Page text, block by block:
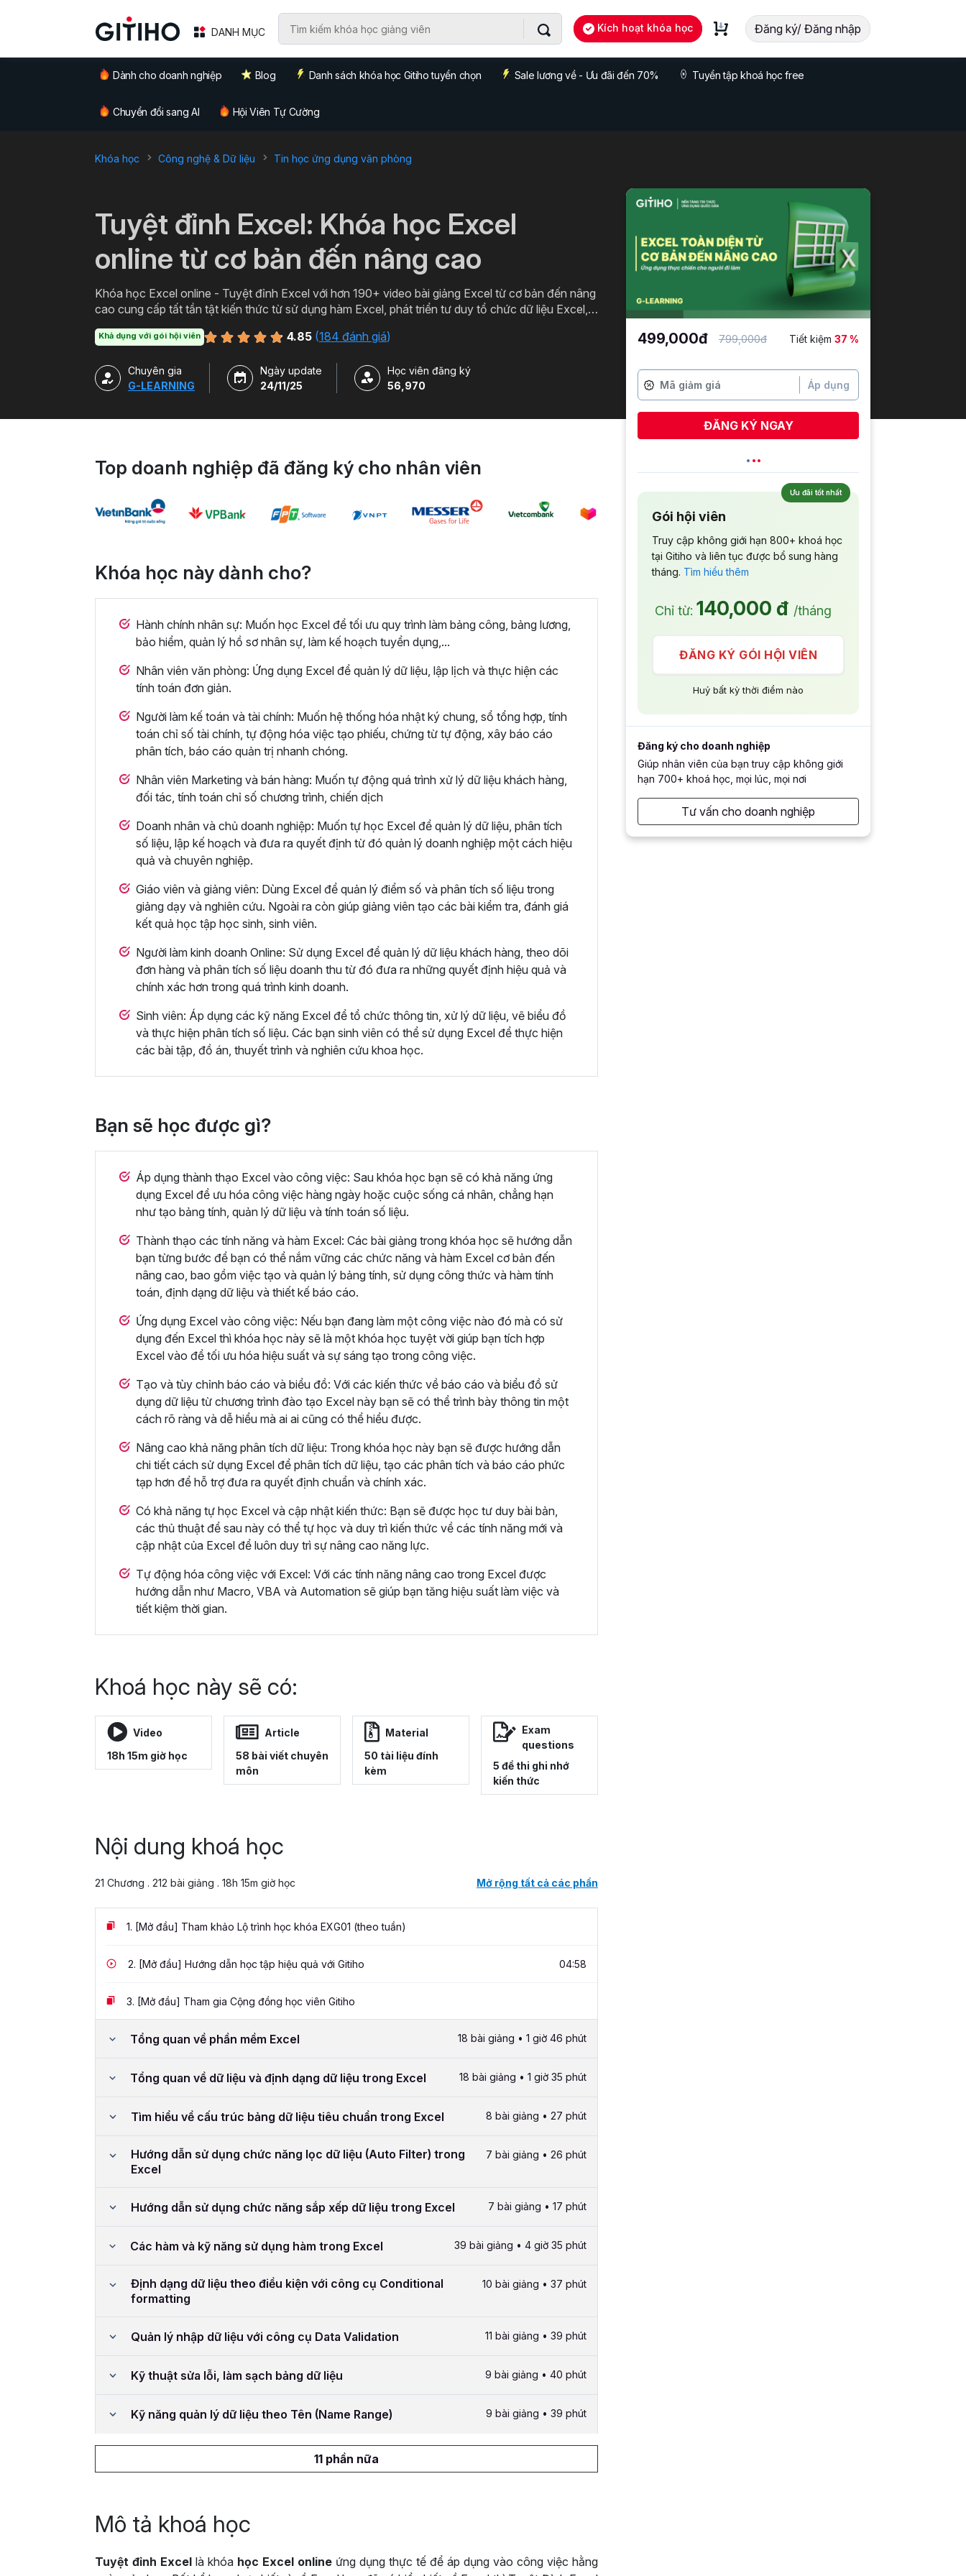
DANH MỤC Kích hoạt khóa học Đăng ký/ Đăng nhập
Dành cho doanh nghiệp Blog Danh sách khóa học Gitiho tuyển chọn Sale lương về - Ưu đãi đến 70% Tuyển tập khoá học free
Chuyển đổi sang AI Hội Viên Tự Cường
Khóa học Công nghệ & Dữ liệu Tin học ứng dụng văn phòng
Tuyệt đỉnh Excel: Khóa học Excel
online từ cơ bản đến nâng cao
Khóa học Excel online - Tuyệt đỉnh Excel với hơn 190+ video bài giảng Excel từ cơ bản đến nâng
cao cung cấp tất tần tật kiến thức từ sử dụng hàm Excel, phát triển tư duy tổ chức dữ liệu Excel,
Khả dụng với gói hội viên 4.85 (184 đánh giá)
Chuyên gia
G-LEARNING
Ngày update
24/11/25
Học viên đăng ký
56,970
Top doanh nghiệp đã đăng ký cho nhân viên
Khóa học này dành cho?
Hành chính nhân sự: Muốn học Excel để tối ưu quy trình làm bảng công, bảng lương,
bảo hiểm, quản lý hồ sơ nhân sự, làm kế hoạch tuyển dụng,...
Nhân viên văn phòng: Ứng dụng Excel để quản lý dữ liệu, lập lịch và thực hiện các
tính toán đơn giản.
Người làm kế toán và tài chính: Muốn hệ thống hóa nhật ký chung, sổ tổng hợp, tính
toán chỉ số tài chính, tự động hóa việc tạo phiếu, chứng từ tự động, xây báo cáo
phân tích, báo cáo quản trị nhanh chóng.
Nhân viên Marketing và bán hàng: Muốn tự động quá trình xử lý dữ liệu khách hàng,
đối tác, tính toán chỉ số chương trình, chiến dịch
Doanh nhân và chủ doanh nghiệp: Muốn tự học Excel để quản lý dữ liệu, phân tích
số liệu, lập kế hoạch và đưa ra quyết định từ đó quản lý doanh nghiệp một cách hiệu
quả và chuyên nghiệp.
Giáo viên và giảng viên: Dùng Excel để quản lý điểm số và phân tích số liệu trong
giảng dạy và nghiên cứu. Ngoài ra còn giúp giảng viên tạo các bài kiểm tra, đánh giá
kết quả học tập học sinh, sinh viên.
Người làm kinh doanh Online: Sử dụng Excel để quản lý dữ liệu khách hàng, theo dõi
đơn hàng và phân tích số liệu doanh thu từ đó đưa ra những quyết định hiệu quả và
chính xác hơn trong quá trình kinh doanh.
Sinh viên: Áp dụng các kỹ năng Excel để tổ chức thông tin, xử lý dữ liệu, vẽ biểu đồ
và thực hiện phân tích số liệu. Các bạn sinh viên có thể sử dụng Excel để thực hiện
các bài tập, đồ án, thuyết trình và nghiên cứu khoa học.
Bạn sẽ học được gì?
Áp dụng thành thạo Excel vào công việc: Sau khóa học bạn sẽ có khả năng ứng
dụng Excel để ưu hóa công việc hàng ngày hoặc cuộc sống cá nhân, chẳng hạn
như tạo bảng tính, quản lý dữ liệu và tính toán số liệu.
Thành thạo các tính năng và hàm Excel: Các bài giảng trong khóa học sẽ hướng dẫn
bạn từng bước để bạn có thể nắm vững các chức năng và hàm Excel cơ bản đến
nâng cao, bao gồm việc tạo và quản lý bảng tính, sử dụng công thức và hàm tính
toán, định dạng dữ liệu và thiết kế báo cáo.
Ứng dụng Excel vào công việc: Nếu bạn đang làm một công việc nào đó mà có sử
dụng đến Excel thì khóa học này sẽ là một khóa học tuyệt vời giúp bạn tích hợp
Excel vào để tối ưu hóa hiệu suất và sự sáng tạo trong công việc.
Tạo và tùy chỉnh báo cáo và biểu đồ: Với các kiến thức về báo cáo và biểu đồ sử
dụng dữ liệu từ chương trình đào tạo Excel này bạn sẽ có thể trình bày thông tin một
cách rõ ràng và dễ hiểu mà ai ai cũng có thể hiểu được.
Nâng cao khả năng phân tích dữ liệu: Trong khóa học này bạn sẽ được hướng dẫn
chi tiết cách sử dụng Excel để phân tích dữ liệu, tạo các phân tích và báo cáo phức
tạp hơn để hỗ trợ đưa ra quyết định chuẩn và chính xác.
Có khả năng tự học Excel và cập nhật kiến thức: Bạn sẽ được học tư duy bài bản,
các thủ thuật để sau này có thể tự học và duy trì kiến thức về các tính năng mới và
cập nhật của Excel để luôn duy trì sự nâng cao năng lực.
Tự động hóa công việc với Excel: Với các tính năng nâng cao trong Excel được
hướng dẫn như Macro, VBA và Automation sẽ giúp bạn tăng hiệu suất làm việc và
tiết kiệm thời gian.
Khoá học này sẽ có:
Video
18h 15m giờ học
Article
58 bài viết chuyên
môn
Material
50 tài liệu đính
kèm
Exam
questions
5 đề thi ghi nhớ
kiến thức
Nội dung khoá học
21 Chương . 212 bài giảng . 18h 15m giờ học Mở rộng tất cả các phần
1. [Mở đầu] Tham khảo Lộ trình học khóa EXG01 (theo tuần)
2. [Mở đầu] Hướng dẫn học tập hiệu quả với Gitiho 04:58
3. [Mở đầu] Tham gia Cộng đồng học viên Gitiho
Tổng quan về phần mềm Excel 18 bài giảng • 1 giờ 46 phút
Tổng quan về dữ liệu và định dạng dữ liệu trong Excel 18 bài giảng • 1 giờ 35 phút
Tìm hiểu về cấu trúc bảng dữ liệu tiêu chuẩn trong Excel 8 bài giảng • 27 phút
Hướng dẫn sử dụng chức năng lọc dữ liệu (Auto Filter) trong
Excel
7 bài giảng • 26 phút
Hướng dẫn sử dụng chức năng sắp xếp dữ liệu trong Excel 7 bài giảng • 17 phút
Các hàm và kỹ năng sử dụng hàm trong Excel 39 bài giảng • 4 giờ 35 phút
Định dạng dữ liệu theo điều kiện với công cụ Conditional
formatting
10 bài giảng • 37 phút
Quản lý nhập dữ liệu với công cụ Data Validation 11 bài giảng • 39 phút
Kỹ thuật sửa lỗi, làm sạch bảng dữ liệu 9 bài giảng • 40 phút
Kỹ năng quản lý dữ liệu theo Tên (Name Range) 9 bài giảng • 39 phút
11 phần nữa
Mô tả khoá học
Tuyệt đỉnh Excel là khóa học Excel online ứng dụng thực tế để áp dụng vào công việc hằng
499,000đ 799,000đ Tiết kiệm 37 %
Áp dụng
ĐĂNG KÝ NGAY
Ưu đãi tốt nhất
Gói hội viên
Truy cập không giới hạn 800+ khoá học
tại Gitiho và liên tục được bổ sung hàng
tháng. Tìm hiểu thêm
Chỉ từ: 140,000 đ /tháng
ĐĂNG KÝ GÓI HỘI VIÊN
Huỷ bất kỳ thời điểm nào
Đăng ký cho doanh nghiệp
Giúp nhân viên của bạn truy cập không giới
hạn 700+ khoá học, mọi lúc, mọi nơi
Tư vấn cho doanh nghiệp